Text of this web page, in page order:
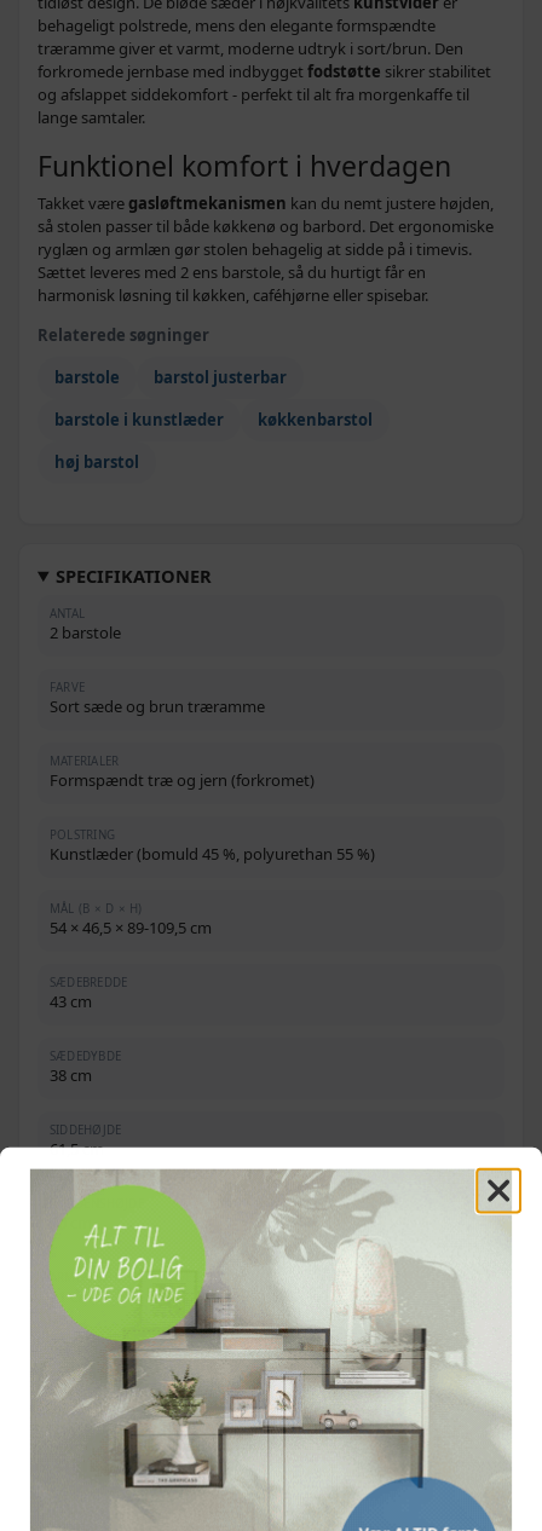
behageligt polstrede, mens den elegante formspændte
træramme giver et varmt, moderne udtryk i sort/brun. Den
forkromede jernbase med indbygget fodstøtte sikrer stabilitet
og afslappet siddekomfort - perfekt til alt fra morgenkaffe til
lange samtaler.
Funktionel komfort i hverdagen
Takket være gasløftmekanismen kan du nemt justere højden,
så stolen passer til både køkkenø og barbord. Det ergonomiske
ryglæn og armlæn gør stolen behagelig at sidde på i timevis.
Sættet leveres med 2 ens barstole, så du hurtigt får en
harmonisk løsning til køkken, caféhjørne eller spisebar.
Relaterede søgninger
barstole
barstol justerbar
barstole i kunstlæder
køkkenbarstol
høj barstol
SPECIFIKATIONER
ANTAL
2 barstole
FARVE
Sort sæde og brun træramme
MATERIALER
Formspændt træ og jern (forkromet)
POLSTRING
Kunstlæder (bomuld 45 %, polyurethan 55 %)
MÅL (B × D × H)
54 × 46,5 × 89-109,5 cm
SÆDEBREDDE
43 cm
SÆDEDYBDE
38 cm
SIDDEHØJDE
61,5 cm
RYGLÆNSHØJDE
30 cm
ARMLÆNSHØJDE FRA SÆDE
21 cm
MAKS. BÆREEVNE
110 kg pr. sæde
OFTE STILLEDE SPØRGSMÅL
Er højden på barstolene justerbar?